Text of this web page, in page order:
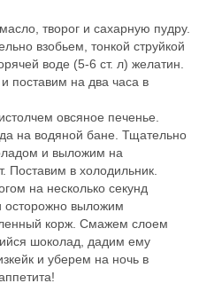
творог и сахарную пудру.
взобьем, тонкой струйкой
воде (5-6 ст. л) желатин.
поставим на два часа в
овсяное печенье.
на водяной бане. Тщательно
и выложим на
Поставим в холодильник.
на несколько секунд
осторожно выложим
корж. Смажем слоем
шоколад, дадим ему
и уберем на ночь в